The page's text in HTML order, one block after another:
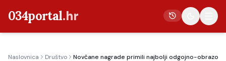
034portal.hr
Naslovnica Društvo Novčane nagrade primili najbolji odgojno-